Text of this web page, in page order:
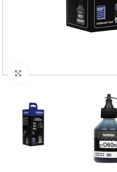
Haga Click para agrandar